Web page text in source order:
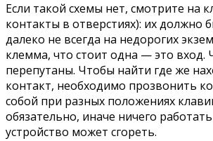
Если такой схемы нет, смотрите на
контакты в отверстиях): их должно
далеко не всегда на недорогих
клемма, что стоит одна — это вход.
перепутаны. Чтобы найти где же
контакт, необходимо прозвонить
собой при разных положениях
обязательно, иначе ничего
устройство может сгореть.